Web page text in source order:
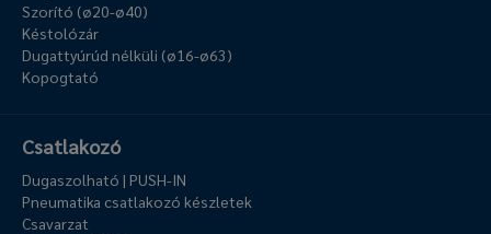
Szorító (ø20-ø40)
Késtolózár
Dugattyúrúd nélküli (ø16-ø63)
Kopogtató
Csatlakozó
Dugaszolható | PUSH-IN
Pneumatika csatlakozó készletek
Csavarzat